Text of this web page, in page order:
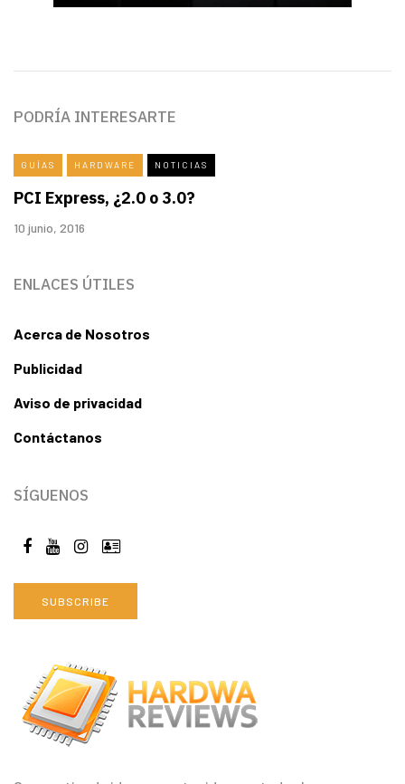
PODRÍA INTERESARTE
GUÍAS HARDWARE NOTICIAS
PCI Express, ¿2.0 o 3.0?
10 junio, 2016
ENLACES ÚTILES
Acerca de Nosotros
Publicidad
Aviso de privacidad
Contáctanos
SÍGUENOS
SUBSCRIBE